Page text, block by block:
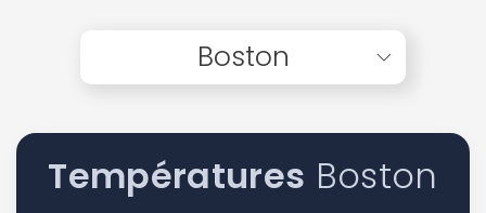
Boston
Températures Boston